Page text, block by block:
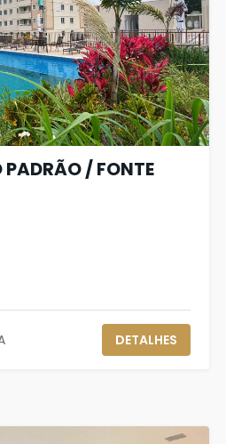
/ FONTE
DETALHES